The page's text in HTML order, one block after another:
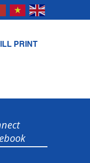
PRINT